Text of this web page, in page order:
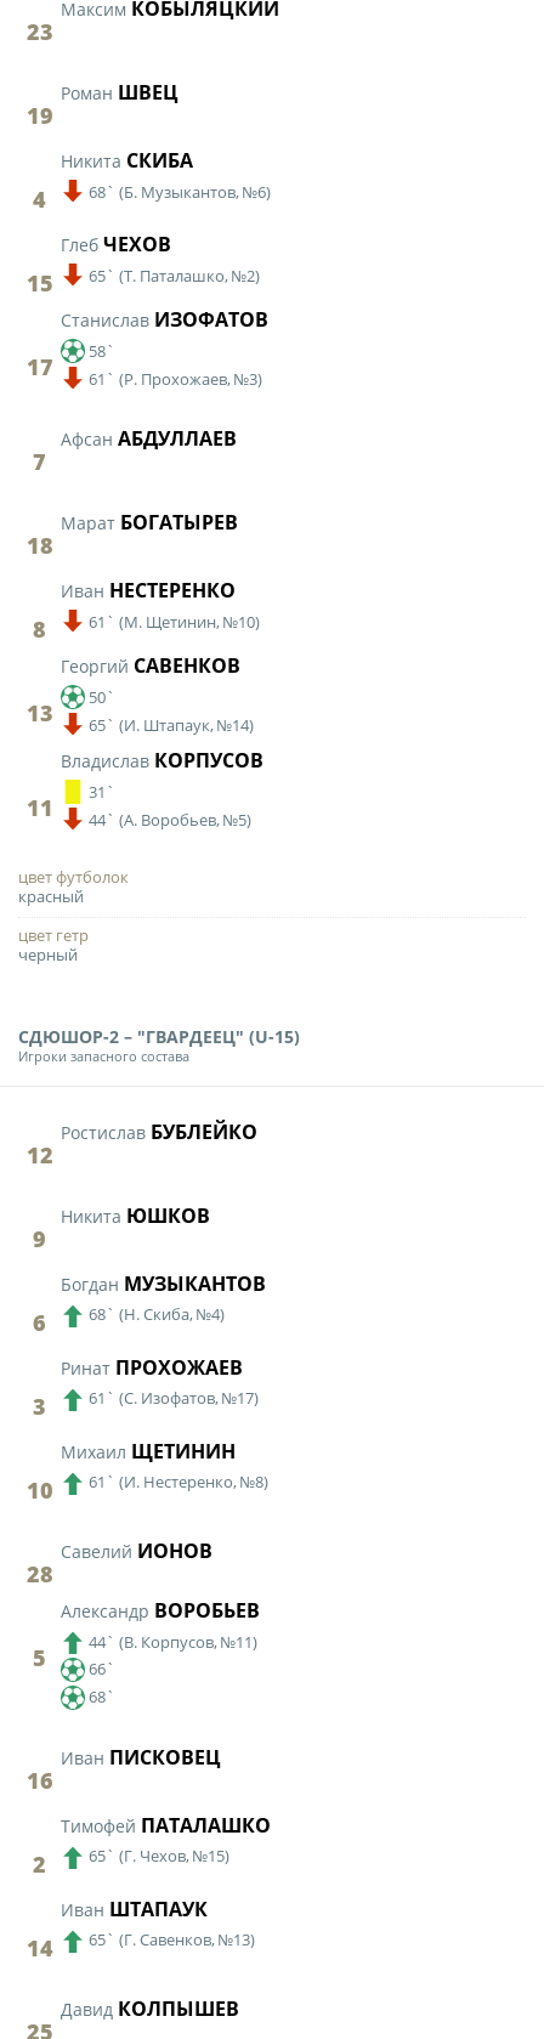
23
Максим КОБЫЛЯЦКИЙ
19
Роман ШВЕЦ
4
Никита СКИБА
68` (Б. Музыкантов, №6)
15
Глеб ЧЕХОВ
65` (Т. Паталашко, №2)
17
Станислав ИЗОФАТОВ
58`
61` (Р. Прохожаев, №3)
7
Афсан АБДУЛЛАЕВ
18
Марат БОГАТЫРЕВ
8
Иван НЕСТЕРЕНКО
61` (М. Щетинин, №10)
13
Георгий САВЕНКОВ
50`
65` (И. Штапаук, №14)
11
Владислав КОРПУСОВ
31`
44` (А. Воробьев, №5)
цвет футболок
красный
цвет гетр
черный
СДЮШОР-2 – "ГВАРДЕЕЦ" (U-15)
Игроки запасного состава
12
Ростислав БУБЛЕЙКО
9
Никита ЮШКОВ
6
Богдан МУЗЫКАНТОВ
68` (Н. Скиба, №4)
3
Ринат ПРОХОЖАЕВ
61` (С. Изофатов, №17)
10
Михаил ЩЕТИНИН
61` (И. Нестеренко, №8)
28
Савелий ИОНОВ
5
Александр ВОРОБЬЕВ
44` (В. Корпусов, №11)
66`
68`
16
Иван ПИСКОВЕЦ
2
Тимофей ПАТАЛАШКО
65` (Г. Чехов, №15)
14
Иван ШТАПАУК
65` (Г. Савенков, №13)
25
Давид КОЛПЫШЕВ